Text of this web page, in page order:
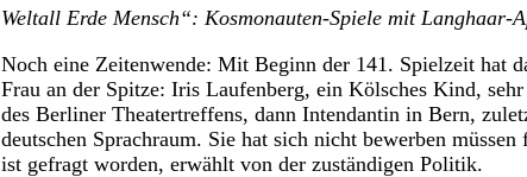
Weltall Erde Mensch“: Kosmonauten-Spiele mit Langhaar-
Noch eine Zeitenwende: Mit Beginn der 141. Spielzeit hat
Frau an der Spitze: Iris Laufenberg, ein Kölsches Kind,
des Berliner Theatertreffens, dann Intendantin in Bern,
deutschen Sprachraum. Sie hat sich nicht bewerben
ist gefragt worden, erwählt von der zuständigen Politik.